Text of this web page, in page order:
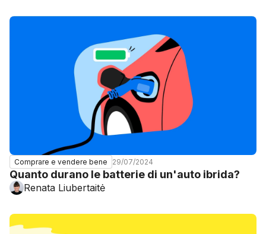
Comprare e vendere bene 29/07/2024
Quanto durano le batterie di un'auto ibrida?
Renata Liubertaitė